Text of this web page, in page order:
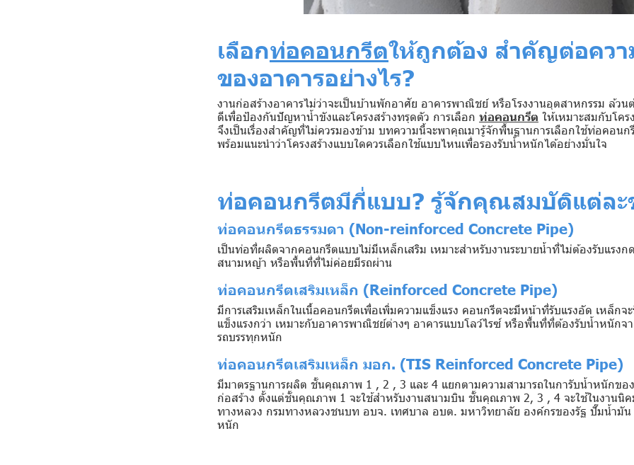
เลือกท่อคอนกรีตให้ถูกต้อง สำคัญต่อควา
ของอาคารอย่างไร?
งานก่อสร้างอาคารไม่ว่าจะเป็นบ้านพักอาศัย อาคารพาณิชย์ หรือโรงงานอุตสาหกรรม ล้วน
ดีเพื่อป้องกันปัญหาน้ำขังและโครงสร้างทรุดตัว การเลือก ท่อคอนกรีต ให้เหมาะสมกับโค
จึงเป็นเรื่องสำคัญที่ไม่ควรมองข้าม บทความนี้จะพาคุณมารู้จักพื้นฐานการเลือกใช้ท่อคอน
พร้อมแนะนำว่าโครงสร้างแบบใดควรเลือกใช้แบบไหนเพื่อรองรับน้ำหนักได้อย่างมั่นใจ
ท่อคอนกรีตมีกี่แบบ? รู้จักคุณสมบัติแต่ล
ท่อคอนกรีตธรรมดา (Non-reinforced Concrete Pipe)
เป็นท่อที่ผลิตจากคอนกรีตแบบไม่มีเหล็กเสริม เหมาะสำหรับงานระบายน้ำที่ไม่ต้องรับแรงก
สนามหญ้า หรือพื้นที่ที่ไม่ค่อยมีรถผ่าน
ท่อคอนกรีตเสริมเหล็ก (Reinforced Concrete Pipe)
มีการเสริมเหล็กในเนื้อคอนกรีตเพื่อเพิ่มความแข็งแรง คอนกรีตจะมีหน้าที่รับแรงอัด เหล็กจ
แข็งแรงกว่า เหมาะกับอาคารพาณิชย์ต่างๆ อาคารแบบโลว์ไรซ์ หรือพื้นที่ที่ต้องรับน้ำหนักจ
รถบรรทุกหนัก
ท่อคอนกรีตเสริมเหล็ก มอก. (TIS Reinforced Concrete Pipe)
มีมาตรฐานการผลิต ชั้นคุณภาพ 1 , 2 , 3 และ 4 แยกตามความสามารถในการับน้ำหนักขอ
ก่อสร้าง ตั้งแต่ชั้นคุณภาพ 1 จะใช้สำหรับงานสนามบิน ชั้นคุณภาพ 2, 3 , 4 จะใช้ในงานนิ
ทางหลวง กรมทางหลวงชนบท อบจ. เทศบาล อบต. มหาวิทยาลัย องค์กรของรัฐ ปั๊มน้ำมัน
หนัก